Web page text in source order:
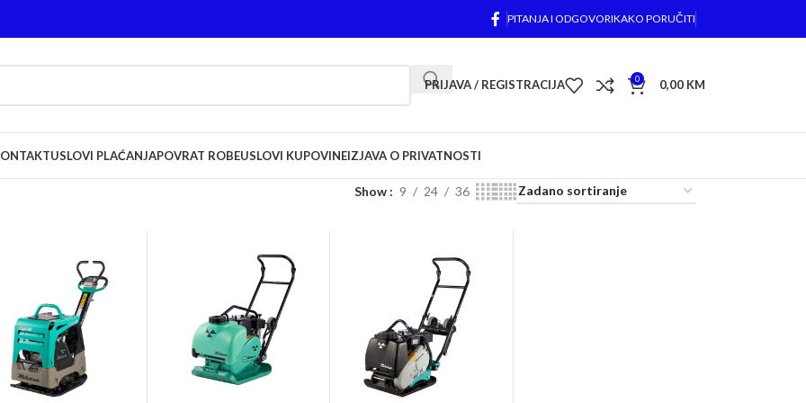
PITANJA I ODGOVORIKAKO PORUČITI
PRIJAVA / REGISTRACIJA 0 0,00 KM
USLOVI PLAĆANJAPOVRAT ROBEUSLOVI KUPOVINEIZJAVA O PRIVATNOSTI
Show 9 24 36